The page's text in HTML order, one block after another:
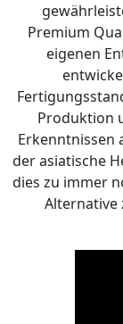
Premium
eigenen
Produktion
Erkenntnissen
der asiatische
dies zu immer
Alternative